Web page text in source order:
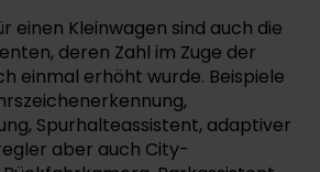
einen Kleinwagen sind auch die
deren Zahl im Zuge der
einmal erhöht wurde. Beispiele
Spurhalteassistent, adaptiver
aber auch City-